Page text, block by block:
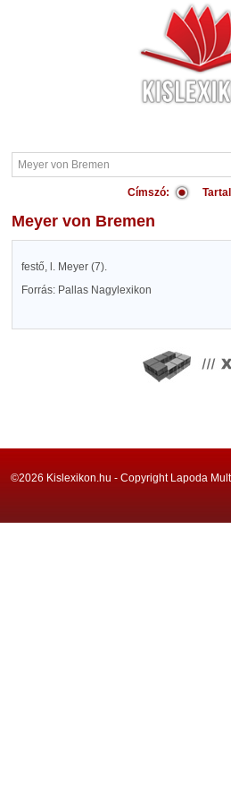
Címszó:
Meyer von Bremen
festő, l. Meyer (7).
Forrás: Pallas Nagylexikon
©2026 Kislexikon.hu - Copyright Lapoda